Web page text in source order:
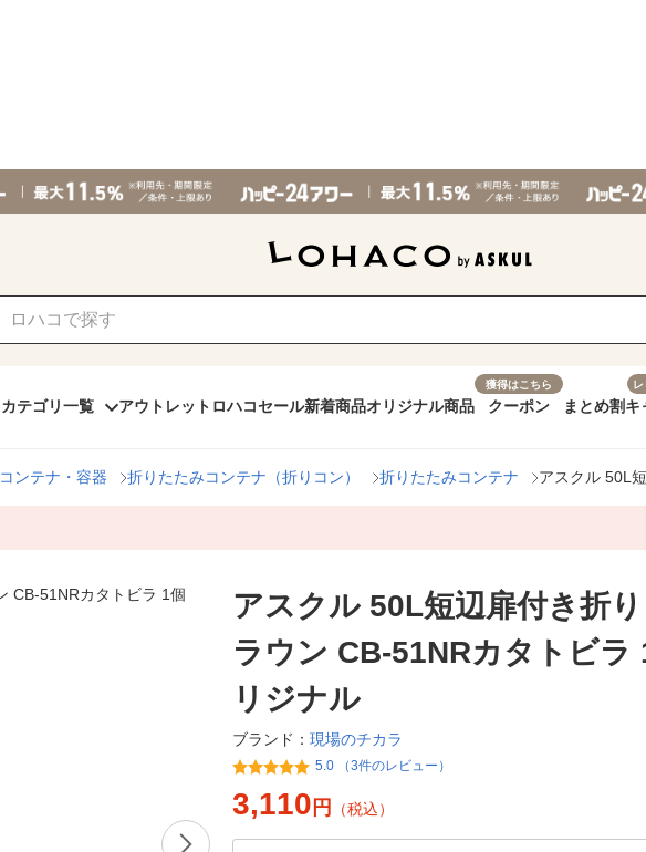
カテゴリ一覧 アウトレット ロハコセール新着商品オリジナル商品
獲得はこちら
クーポン まとめ割キ
コンテナ・容器 折りたたみコンテナ（折りコン） 折りたたみコンテナ アスクル 50L
アスクル 50L短辺扉付き折
ラウン CB-51NRカタトビラ
リジナル
ブランド： 現場のチカラ
5.0 （3件のレビュー）
3,110 円 （税込）